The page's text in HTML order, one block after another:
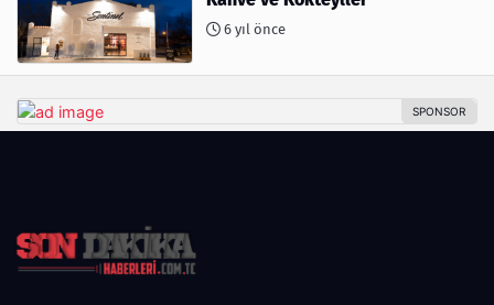
6 yıl önce